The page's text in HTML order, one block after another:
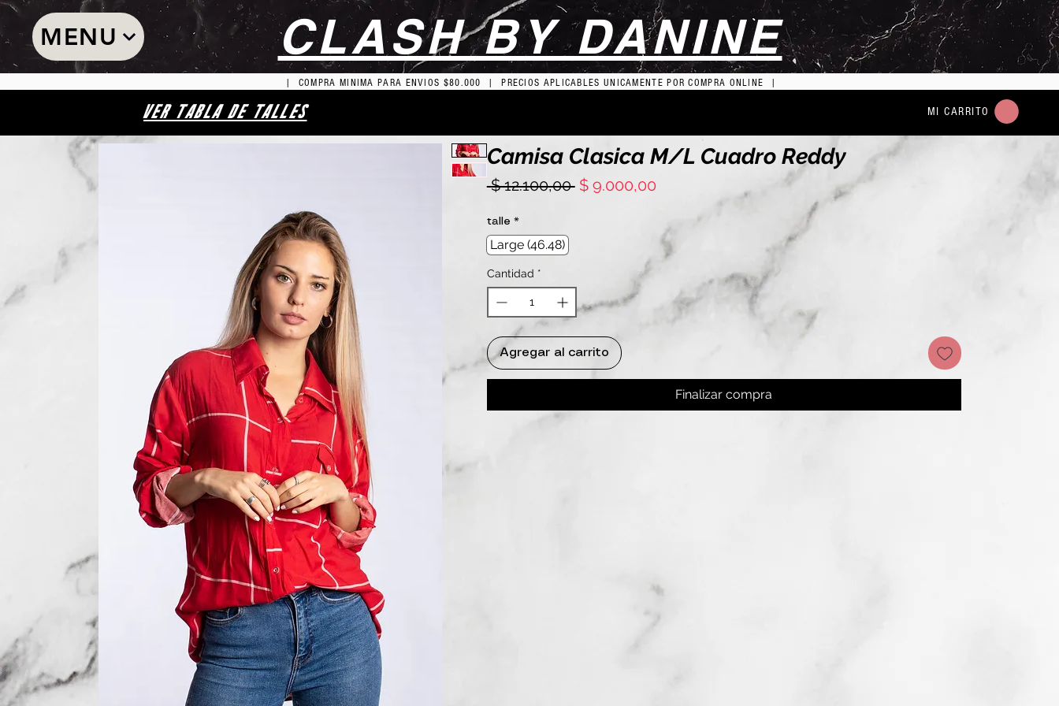
MENU CLASH BY DANINE
| COMPRA MINIMA PARA ENVIOS $80.000 | PRECIOS APLICABLES UNICAMENTE POR COMPRA ONLINE |
VER TABLA DE TALLES MI CARRITO
Camisa Clasica M/L Cuadro Reddy
$ 12.100,00 Precio
$ 9.000,00Precio
oferta
talle *
Large (46.48)
Cantidad *
Agregar al carrito
Finalizar compra